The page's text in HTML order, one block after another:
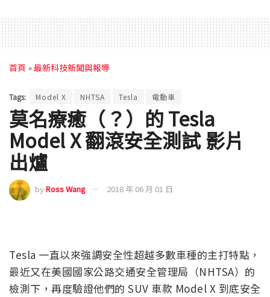
首頁 »最新科技新聞與報導
Tags: Model X NHTSA Tesla 電動車
莫名療癒（？）的 Tesla
Model X 翻滾安全測試 影片
出爐
byRoss Wang 2018 年 06 月 01 日
Tesla 一直以來強調安全性超越多數車種的主打特點，
最近又在美國國家公路交通安全管理局（NHTSA）的
檢測下，再度驗證他們的 SUV 車款 Model X 到底安全